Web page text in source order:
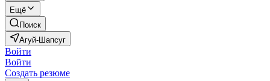
Ещё
Поиск
Агуй-Шапсуг
Войти
Войти
Создать резюме